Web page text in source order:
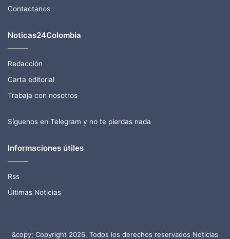
Contactanos
Noticas24Colombia
Redacción
Carta editorial
Trabaja con nosotros
Síguenos en Telegram y no te pierdas nada
Informaciones útiles
Rss
Últimas Noticias
&copy; Copyright 2026, Todos los derechos reservados Noticias